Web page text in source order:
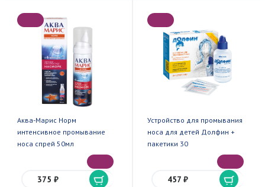
Аква-Марис Норм
интенсивное промывание
носа спрей 50мл
375 ₽
Устройство для промывания
носа для детей Долфин +
пакетики 30
457 ₽